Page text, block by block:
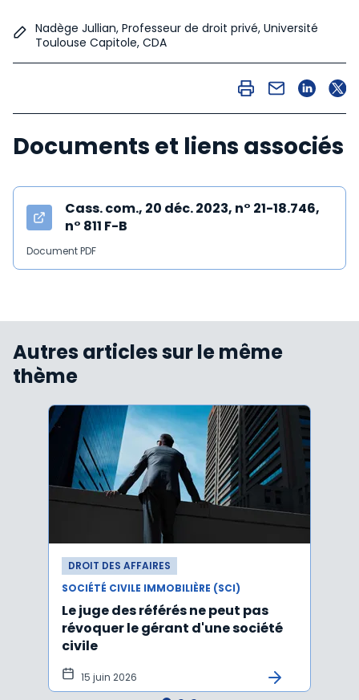
Nadège Jullian, Professeur de droit privé, Université
Toulouse Capitole, CDA
Documents et liens associés
Cass. com., 20 déc. 2023, n° 21-18.746,
n° 811 F-B
Document PDF
Autres articles sur le même
thème
DROIT DES AFFAIRES
SOCIÉTÉ CIVILE IMMOBILIÈRE (SCI)
Le juge des référés ne peut pas
révoquer le gérant d'une société
civile
15 juin 2026